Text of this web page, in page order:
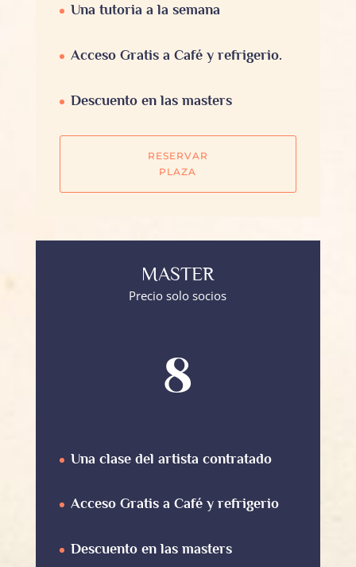
Una tutoria a la semana
Acceso Gratis a Café y refrigerio.
Descuento en las masters
RESERVAR
PLAZA
MASTER
Precio solo socios
8
Una clase del artista contratado
Acceso Gratis a Café y refrigerio
Descuento en las masters